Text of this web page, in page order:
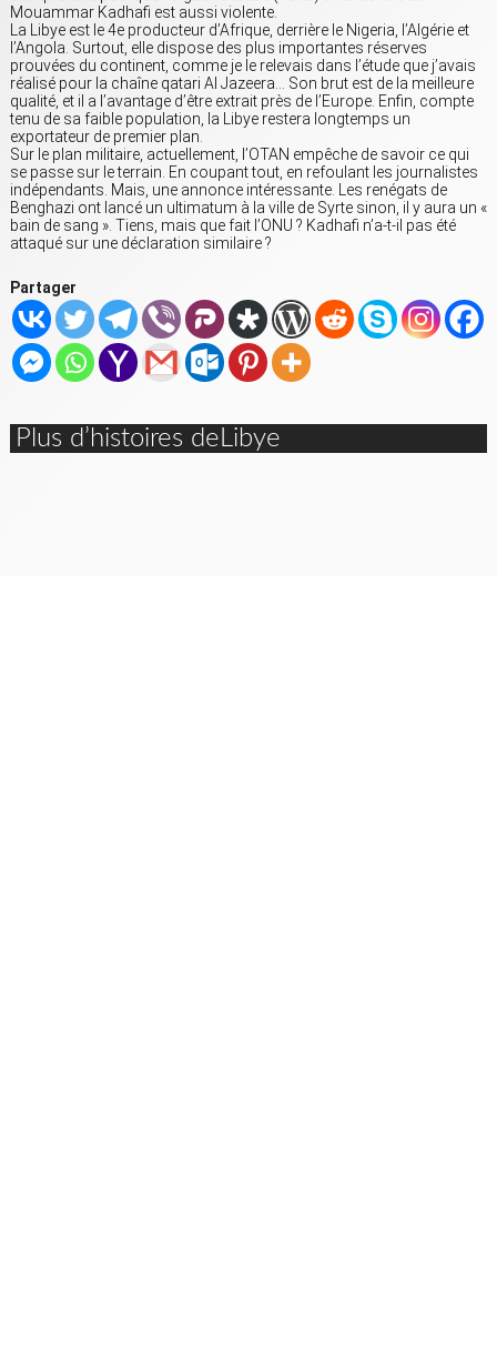
Mouammar Kadhafi est aussi violente.
La Libye est le 4e producteur d’Afrique, derrière le Nigeria, l’Algérie et
l’Angola. Surtout, elle dispose des plus importantes réserves
prouvées du continent, comme je le relevais dans l’étude que j’avais
réalisé pour la chaîne qatari Al Jazeera… Son brut est de la meilleure
qualité, et il a l’avantage d’être extrait près de l’Europe. Enfin, compte
tenu de sa faible population, la Libye restera longtemps un
exportateur de premier plan.
Sur le plan militaire, actuellement, l’OTAN empêche de savoir ce qui
se passe sur le terrain. En coupant tout, en refoulant les journalistes
indépendants. Mais, une annonce intéressante. Les renégats de
Benghazi ont lancé un ultimatum à la ville de Syrte sinon, il y aura un «
bain de sang ». Tiens, mais que fait l’ONU ? Kadhafi n’a-t-il pas été
attaqué sur une déclaration similaire ?
Partager
Plus d’histoires deLibye